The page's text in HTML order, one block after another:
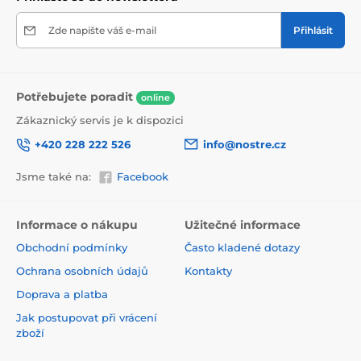
Ekologické řešení pro každý interiér
a proto se nemusíte obávat umístit tapetu i do citlivých
VOC i GREENGUARD GOLD, která potvrzuje jejich
zdravotní nezávadnost.
Zde napište váš e-mail Přihlásit
Potřebujete poradit online
Zákaznický servis je k dispozici
+420 228 222 526
info@nostre.cz
Jsme také na: Facebook
Informace o nákupu
Obchodní podmínky
Ochrana osobních údajů
Doprava a platba
Jak postupovat při vrácení
zboží
Užitečné informace
Často kladené dotazy
Kontakty